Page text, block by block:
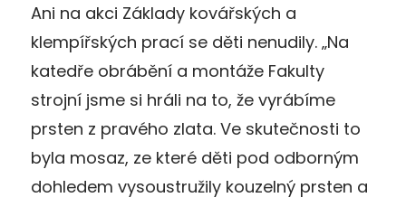
Ani na akci Základy kovářských a
klempířských prací se děti nenudily. „Na
katedře obrábění a montáže Fakulty
strojní jsme si hráli na to, že vyrábíme
prsten z pravého zlata. Ve skutečnosti to
byla mosaz, ze které děti pod odborným
dohledem vysoustružily kouzelný prsten a